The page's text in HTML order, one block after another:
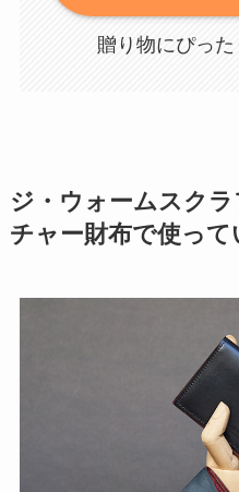
贈り物にぴっ
ジ・ウォームスク
チャー財布で使っ